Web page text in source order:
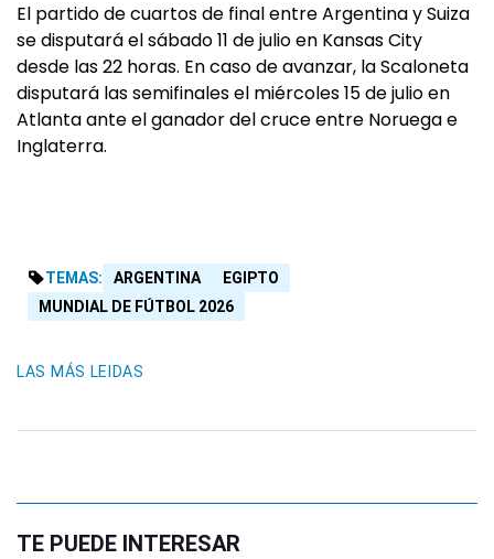
El partido de cuartos de final entre Argentina y Suiza
se disputará el sábado 11 de julio en Kansas City
desde las 22 horas. En caso de avanzar, la Scaloneta
disputará las semifinales el miércoles 15 de julio en
Atlanta ante el ganador del cruce entre Noruega e
Inglaterra.
TEMAS: ARGENTINA
EGIPTO
MUNDIAL DE FÚTBOL 2026
LAS MÁS LEIDAS
TE PUEDE INTERESAR